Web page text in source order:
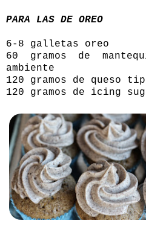
PARA LAS DE OREO
6-8 galletas oreo
60 gramos de
ambiente
120 gramos de queso
120 gramos de icing